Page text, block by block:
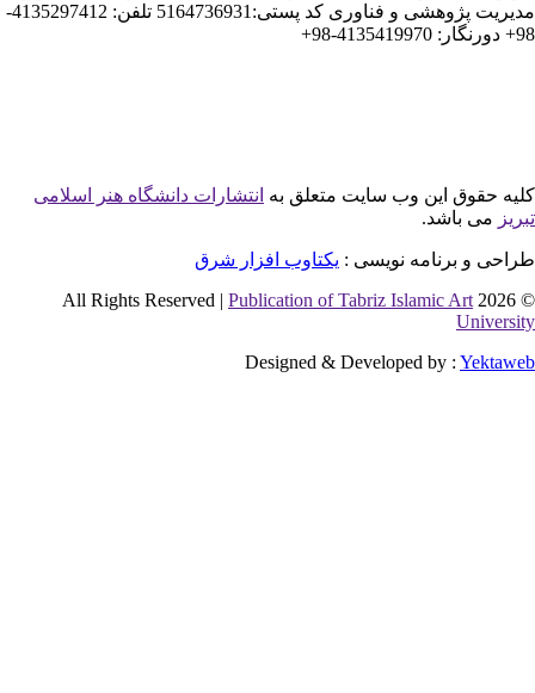
مدیریت پژوهشی و فناوری کد پستی:5164736931 تلفن: 4135297412-
این وب سایت متعلق بهانتشارات دانشگاه هنر اسلامی
نویسی :یکتاوب افزار شرق
Publication of Tabriz Islamic
Designed & Developed